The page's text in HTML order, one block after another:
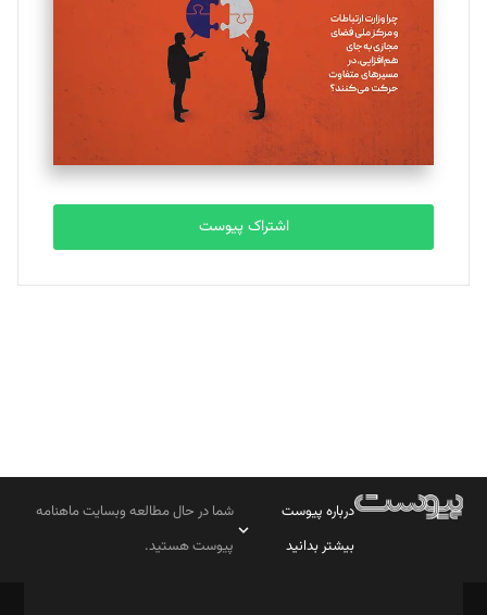
ملینا جعفری
تحریریه
مصطفی مسجدی آرانی
تحریریه
بابک نقاش
تحریریه
اشتراک پیوست
درباره پیوست
بیشتر بدانید
شما در حال مطالعه وبسایت ماهنامه
پیوست هستید.